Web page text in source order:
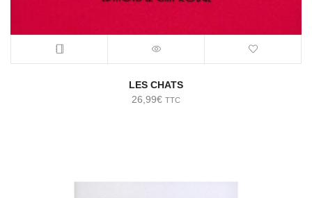
LES CHATS
26,99€ TTC